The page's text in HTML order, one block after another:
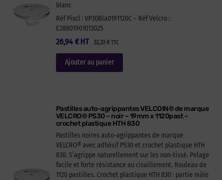
blanc
Réf Pixcl : VP30Bla0191120C – Réf Velcro :
E28801901013025
26,94 € 32,33 €TTC
HT
Ajouter au panier
Pastilles auto-agrippantes VELCOIN® de marque
VELCRO® PS30 – noir – 19mm x 1120past –
crochet plastique HTH 830
Pastilles noires auto-agrippantes de marque
VELCRO® avec adhésif PS30 et crochet plastique HTH
830. S’agrippe naturellement sur les non-tissé. Pelage
facile et forte résistance au cisaillement. Rouleau de
1120 pastilles. Crochet plastique HTH 830 : partie mâle